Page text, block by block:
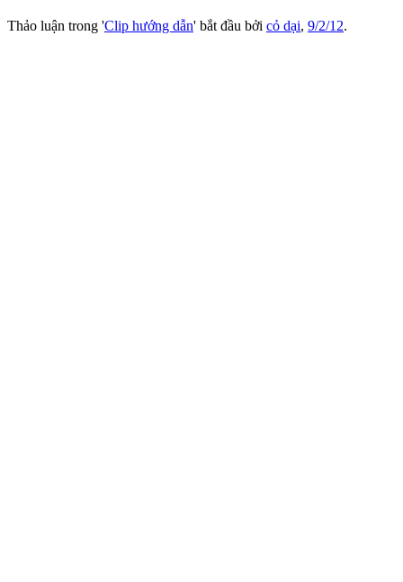
Thảo luận trong 'Clip hướng dẫn' bắt đầu bởi cỏ dại, 9/2/12.